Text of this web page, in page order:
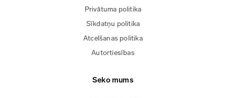
Privātuma politika
Sīkdatņu politika
Atcelšanas politika
Autortiesības
Seko mums